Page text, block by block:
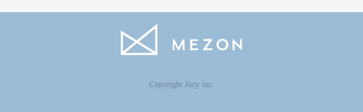
Copyright Jocy inc.